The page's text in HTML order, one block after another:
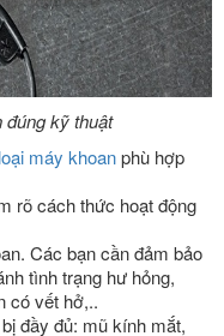
kỹ thuật
máy khoanphù hợp
rõ cách thức hoạt động
Các bạn cần đảm bảo
tình trạng hư hỏng,
có vết hở,..
đầy đủ: mũ kính mắt,